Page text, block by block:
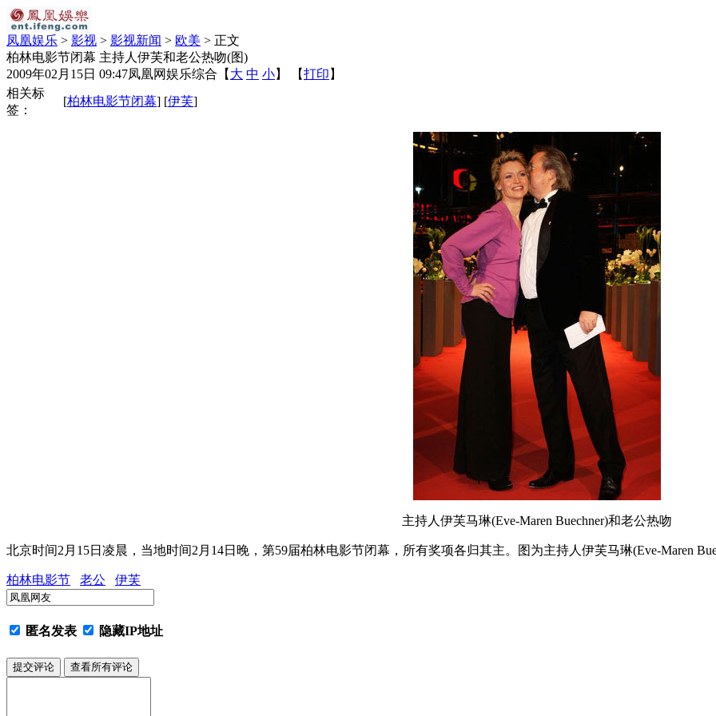
凤凰娱乐 > 影视 > 影视新闻 > 欧美 > 正文
柏林电影节闭幕 主持人伊芙和老公热吻(图)
2009年02月15日 09:47凤凰网娱乐综合 【 大 中 小】 【打印 】
相关标
签：
[柏林电影节闭幕] [伊芙]
主持人伊芙马琳(Eve-Maren Buechner)和老公热吻
北京时间2月15日凌晨，当地时间2月14日晚，第59届柏林电影节闭幕，所有奖项各归其主。图为主持人伊芙马琳(Eve-Maren
柏林电影节 老公 伊芙
匿名发表 隐藏IP地址